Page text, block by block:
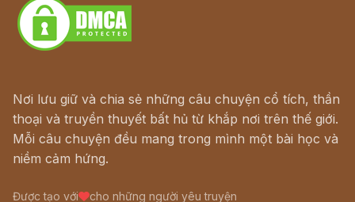
Nơi lưu giữ và chia sẻ những câu chuyện cổ tích, thần
thoại và truyền thuyết bất hủ từ khắp nơi trên thế giới.
Mỗi câu chuyện đều mang trong mình một bài học và
niềm cảm hứng.
Được tạo với cho những người yêu truyện